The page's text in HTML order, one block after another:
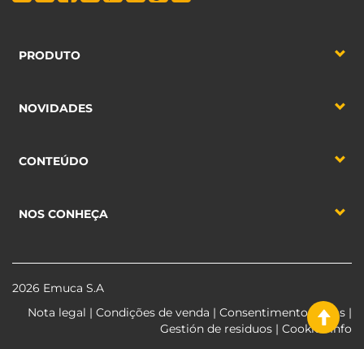
PRODUTO
NOVIDADES
CONTEÚDO
NOS CONHEÇA
2026 Emuca S.A
Nota legal | Condições de venda | Consentimento dados |
Gestión de residuos | Cookies Info